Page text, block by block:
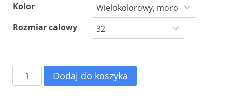
Kolor
Rozmiar calowy
ilość
Spodnie
Dodaj do koszyka